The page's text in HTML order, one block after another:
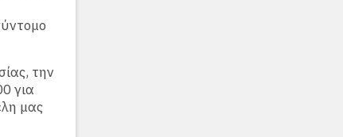
την
για
μας